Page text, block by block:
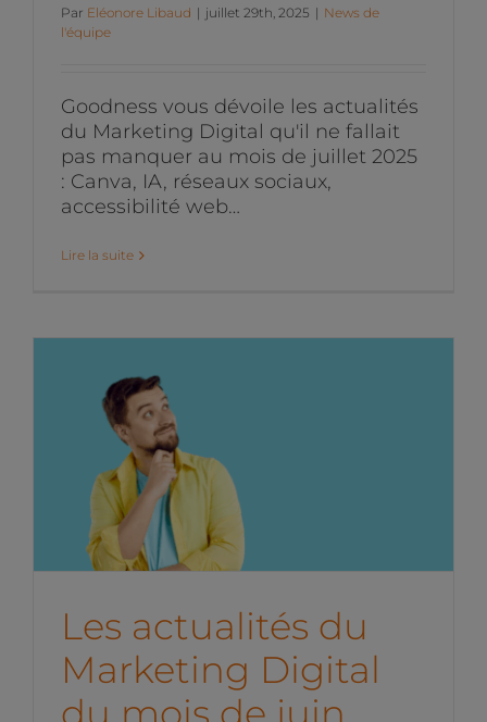
Par Eléonore Libaud | juillet 29th, 2025 | News de
l'équipe
Goodness vous dévoile les actualités
du Marketing Digital qu'il ne fallait
pas manquer au mois de juillet 2025
: Canva, IA, réseaux sociaux,
accessibilité web…
Lire la suite
Les actualités du
Marketing Digital du mois
de juin 2025
News de l'équipe
Les actualités du
Marketing Digital
du mois de juin